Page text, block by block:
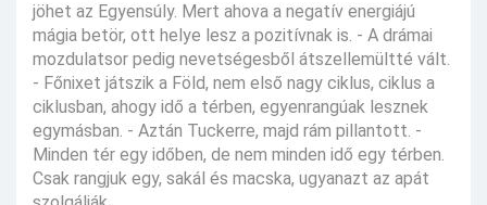
jöhet az Egyensúly. Mert ahova a negatív energiájú
mágia betör, ott helye lesz a pozitívnak is. - A drámai
mozdulatsor pedig nevetségesből átszellemültté vált.
- Főnixet játszik a Föld, nem első nagy ciklus, ciklus a
ciklusban, ahogy idő a térben, egyenrangúak lesznek
egymásban. - Aztán Tuckerre, majd rám pillantott. -
Minden tér egy időben, de nem minden idő egy térben.
Csak rangjuk egy, sakál és macska, ugyanazt az apát